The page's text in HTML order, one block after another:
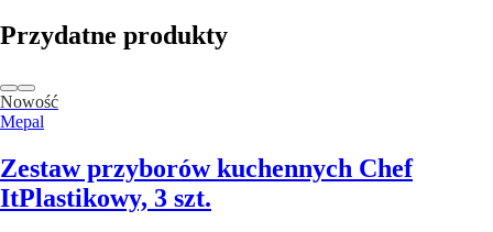
Przydatne produkty
Nowość
Mepal
Zestaw przyborów kuchennych Chef
ItPlastikowy, 3 szt.